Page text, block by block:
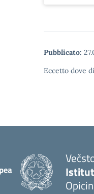
Pubblicato:
Eccetto dove